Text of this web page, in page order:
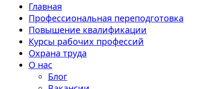
Главная
Профессиональная переподготовка
Повышение квалификации
Курсы рабочих профессий
Охрана труда
О нас
Блог